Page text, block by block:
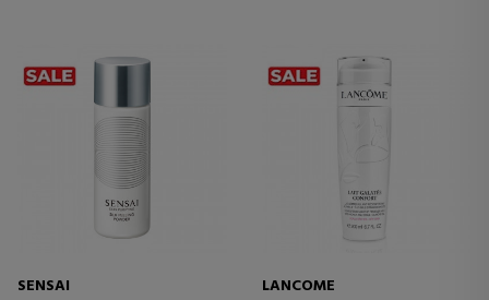
SENSAI
LANCOME